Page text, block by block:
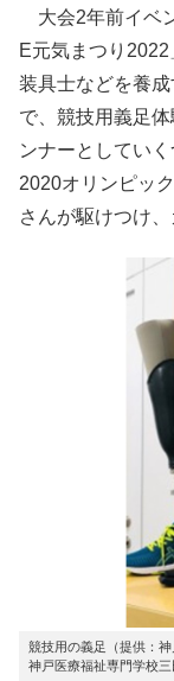
大会2年前イベ
E元気まつり
装具士などを養
で、競技用義足
ンナーとしてい
2020オリンピッ
さんが駆けつけ、
競技用の義足（提供：
神戸医療福祉専門学校三